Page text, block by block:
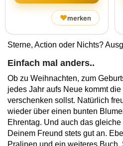
♥merken
Sterne, Action oder Nichts?
Einfach mal anders..
Ob zu Weihnachten, zum
jedes Jahr aufs Neue kommt
verschenken sollst. Natürlich
wieder über einen bunten
Ehrentag. Und auch das
Deinem Freund stets gut an.
Pralinen und ein weiteres